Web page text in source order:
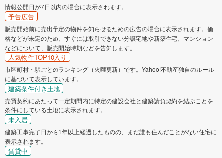
情報公開日が7日以内の場合に表示されます。
予告広告
販売開始前に売出予定の物件を知らせるための広告の場合に表示されます。価
格などが未定のため、すぐには取引できない分譲宅地や新築住宅、マンション
などについて、販売開始時期などを告知します。
人気物件TOP10入り
市区町村・駅ごとのランキング（火曜更新）です。Yahoo!不動産独自のルール
に基づいて表示しています。
建築条件付き土地
売買契約にあたって一定期間内に特定の建設会社と建築請負契約を結ぶことを
条件にしている土地に表示されます。
未入居
建築工事完了日から1年以上経過したものの、まだ誰も住んだことがない住宅に
表示されます。
賃貸中